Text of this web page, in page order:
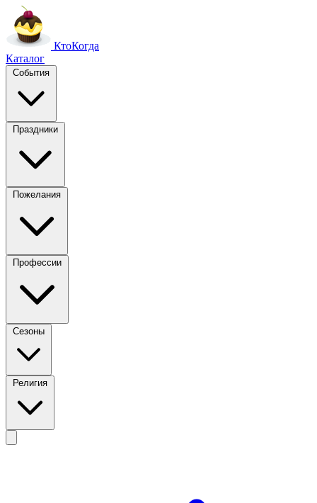
КтоКогда
Каталог
События
Праздники
Пожелания
Профессии
Сезоны
Религия